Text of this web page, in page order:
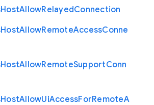
HostAllowRelayedConnection
HostAllowRemoteAccessConne
HostAllowRemoteSupportConn
HostAllowUiAccessForRemoteA